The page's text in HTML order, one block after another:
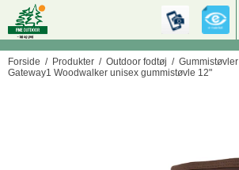
Forside / Produkter / Outdoor fodtøj / Gummistøvler
Gateway1 Woodwalker unisex gummistøvle 12"